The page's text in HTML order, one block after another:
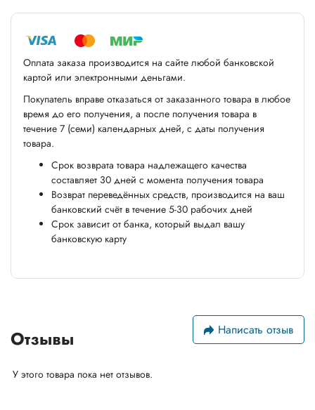
Оплата заказа производится на сайте любой банковской
картой или электронными деньгами.
Покупатель вправе отказаться от заказанного товара в любое
время до его получения, а после получения товара в
течение 7 (семи) календарных дней, с даты получения
товара.
Срок возврата товара надлежащего качества
составляет 30 дней с момента получения товара
Возврат переведённых средств, производится на ваш
банковский счёт в течение 5-30 рабочих дней
Срок зависит от банка, который выдал вашу
банковскую карту
Отзывы Написать отзыв
У этого товара пока нет отзывов.